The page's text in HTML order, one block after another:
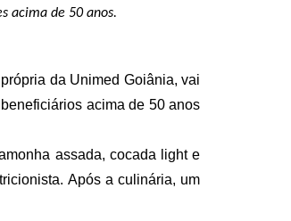
acima de 50 anos.
da Unimed Goiânia, vai
acima de 50 anos
assada, cocada light e
Após a culinária, um